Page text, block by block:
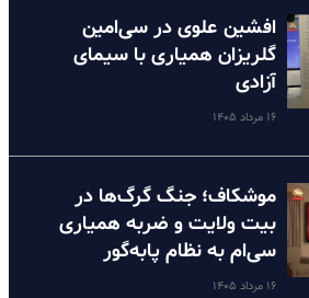
افشین علوی در سی‌امین
گلریزان همیاری با سیمای
آزادی
۱۶ مرداد ۱۴۰۵
موشکاف؛ جنگ گرگ‌ها در
بیت ولایت و ضربه همیاری
سی‌ام به نظام پا‌به‌گور
۱۶ مرداد ۱۴۰۵